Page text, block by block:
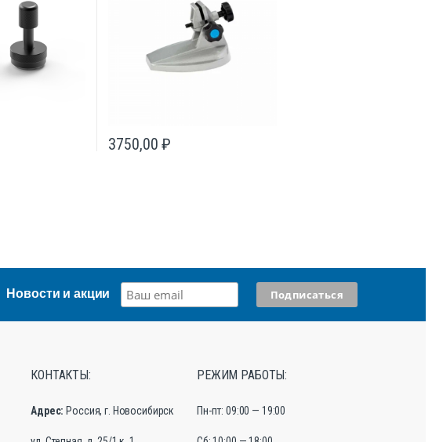
3750,00₽
Новости и акции
КОНТАКТЫ:
Адрес: Россия, г. Новосибирск
РЕЖИМ РАБОТЫ:
Пн-пт: 09:00 — 19:00